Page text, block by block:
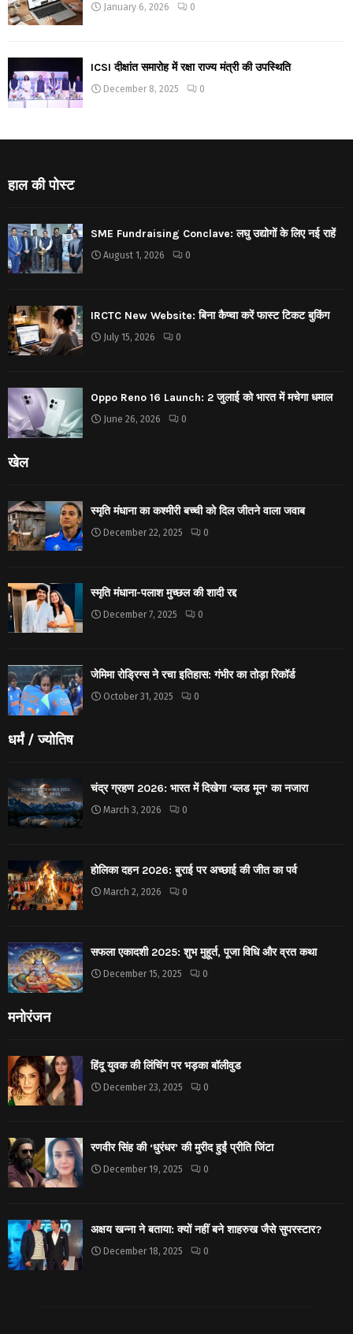
January 6, 2026 0
ICSI दीक्षांत समारोह में रक्षा राज्य मंत्री की उपस्थिति
December 8, 2025 0
हाल की पोस्ट
SME Fundraising Conclave: लघु उद्योगों के लिए नई राहें
August 1, 2026 0
IRCTC New Website: बिना कैप्चा करें फास्ट टिकट बुकिंग
July 15, 2026 0
Oppo Reno 16 Launch: 2 जुलाई को भारत में मचेगा धमाल
June 26, 2026 0
खेल
स्मृति मंधाना का कश्मीरी बच्ची को दिल जीतने वाला जवाब
December 22, 2025 0
स्मृति मंधाना-पलाश मुच्छल की शादी रद्द
December 7, 2025 0
जेमिमा रोड्रिग्स ने रचा इतिहास: गंभीर का तोड़ा रिकॉर्ड
October 31, 2025 0
धर्मं / ज्योतिष
चंद्र ग्रहण 2026: भारत में दिखेगा ‘ब्लड मून’ का नजारा
March 3, 2026 0
होलिका दहन 2026: बुराई पर अच्छाई की जीत का पर्व
March 2, 2026 0
सफला एकादशी 2025: शुभ मुहूर्त, पूजा विधि और व्रत कथा
December 15, 2025 0
मनोरंजन
हिंदू युवक की लिंचिंग पर भड़का बॉलीवुड
December 23, 2025 0
रणवीर सिंह की ‘धुरंधर’ की मुरीद हुईं प्रीति जिंटा
December 19, 2025 0
अक्षय खन्ना ने बताया: क्यों नहीं बने शाहरुख जैसे सुपरस्टार?
December 18, 2025 0